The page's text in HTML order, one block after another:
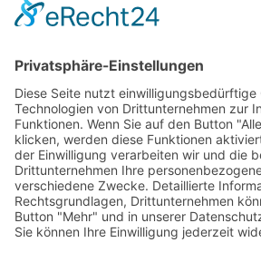
Zu Nordzypern:
Nordzypern auswandern
Geld im Ausland anlegen
In Nordzypern investieren
Auslandimmobilien kaufen
Haus am Meer kaufen